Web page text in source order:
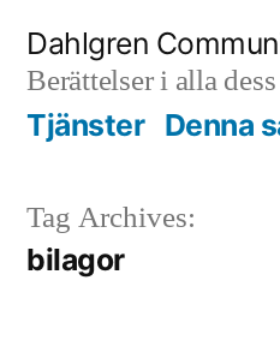
content
Dahlgren
Berättelser i alla
Tjänster Denna
Tag Archives:
bilagor